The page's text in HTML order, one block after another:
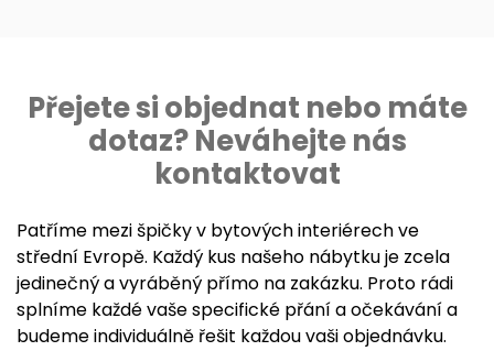
Přejete si objednat nebo máte
dotaz? Neváhejte nás
kontaktovat
Patříme mezi špičky v bytových interiérech ve
střední Evropě. Každý kus našeho nábytku je zcela
jedinečný a vyráběný přímo na zakázku. Proto rádi
splníme každé vaše specifické přání a očekávání a
budeme individuálně řešit každou vaši objednávku.